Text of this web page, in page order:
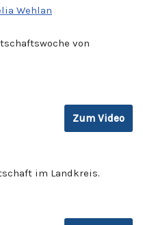
von
Zum Video
im Landkreis.